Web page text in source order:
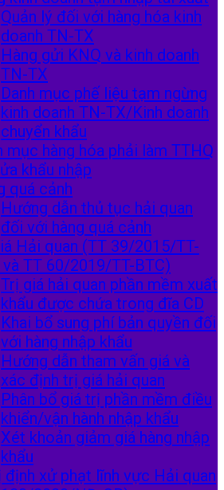
Quản lý đối với hàng hóa kinh
doanh TN-TX
Hàng gửi KNQ và kinh doanh
TN-TX
Danh mục phế liệu tạm ngừng
kinh doanh TN-TX/Kinh doanh
chuyển khẩu
mục hàng hóa phải làm TTHQ
khẩu nhập
quá cảnh
Hướng dẫn thủ tục hải quan
đối với hàng quá cảnh
Hải quan (TT 39/2015/TT-
và TT 60/2019/TT-BTC)
Trị giá hải quan phần mềm xuất
khẩu được chứa trong đĩa CD
Khai bổ sung phí bản quyền đối
với hàng nhập khẩu
Hướng dẫn tham vấn giá và
xác định trị giá hải quan
Phân bổ giá trị phần mềm điều
khiển/vận hành nhập khẩu
Xét khoản giảm giá hàng nhập
khẩu
định xử phạt lĩnh vực Hải quan